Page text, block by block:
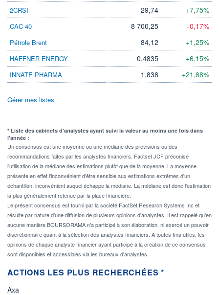
2CRSI 29,74 +7,75%
CAC 40 8 700,25 -0,17%
Pétrole Brent 84,12 +1,25%
HAFFNER ENERGY 0,4835 +6,15%
INNATE PHARMA 1,838 +21,88%
Gérer mes listes
* Liste des cabinets d'analystes ayant suivi la valeur au moins une fois dans
l'année :
Un consensus est une moyenne ou une médiane des prévisions ou des
recommandations faites par les analystes financiers. Factset JCF préconise
l'utilisation de la médiane des estimations plutôt que de la moyenne. La moyenne
présente en effet l'inconvénient d'être sensible aux estimations extrêmes d'un
échantillon, inconvénient auquel échappe la médiane. La médiane est donc l'estimation
la plus généralement retenue par la place financière.
Le présent consensus est fourni par la société FactSet Research Systems Inc et
résulte par nature d'une diffusion de plusieurs opinions d'analystes. Il est rappelé qu'en
aucune manière BOURSORAMA n'a participé à son élaboration, ni exercé un pouvoir
discrétionnaire quant à la sélection des analystes financiers. A toutes fins utiles, les
opinions de chaque analyste financier ayant participé à la création de ce consensus
sont disponibles et accessibles via les bureaux d'analystes.
ACTIONS LES PLUS RECHERCHÉES *
Axa